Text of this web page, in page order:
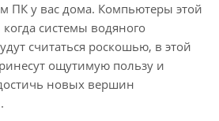
ПК у вас дома. Компьютеры этой
когда системы водяного
считаться роскошью, в этой
ощутимую пользу и
новых вершин